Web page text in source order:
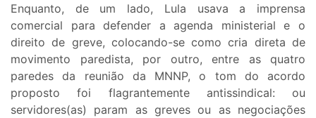
Enquanto, de um lado, Lula usava a imprensa
comercial para defender a agenda ministerial e o
direito de greve, colocando-se como cria direta de
movimento paredista, por outro, entre as quatro
paredes da reunião da MNNP, o tom do acordo
proposto foi flagrantemente antissindical: ou
servidores(as) param as greves ou as negociações